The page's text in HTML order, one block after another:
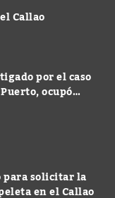
Callao
por el caso
ocupó
de
para solicitar la
en el Callao